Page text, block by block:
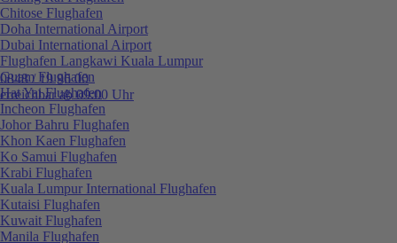
0848 / 19 96 00
erreichbar ab 09:00 Uhr
Chitose Flughafen
Doha International Airport
Dubai International Airport
Flughafen Langkawi Kuala Lumpur
Guam Flughafen
Hat Yai Flughafen
Incheon Flughafen
Johor Bahru Flughafen
Khon Kaen Flughafen
Ko Samui Flughafen
Krabi Flughafen
Kuala Lumpur International Flughafen
Kutaisi Flughafen
Kuwait Flughafen
Manila Flughafen